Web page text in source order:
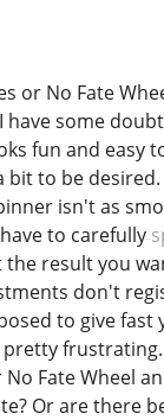
or No Fate
have some
fun and easy
bit to be
isn't as
to carefully
result you
don't
to give fast
Fate Wheel
Or are there